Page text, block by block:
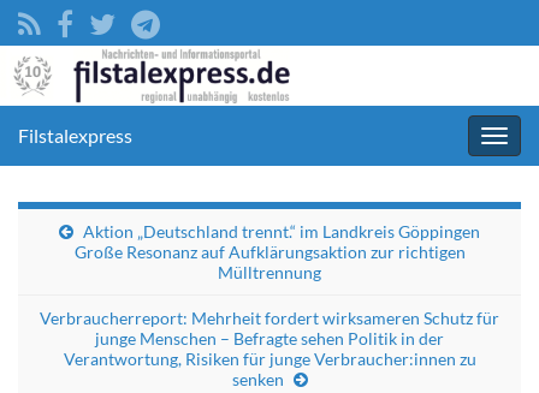
Filstalexpress
Aktion „Deutschland trennt.“ im Landkreis Göppingen
Große Resonanz auf Aufklärungsaktion zur richtigen
Mülltrennung
Verbraucherreport: Mehrheit fordert wirksameren Schutz für
junge Menschen – Befragte sehen Politik in der
Verantwortung, Risiken für junge Verbraucher:innen zu
senken